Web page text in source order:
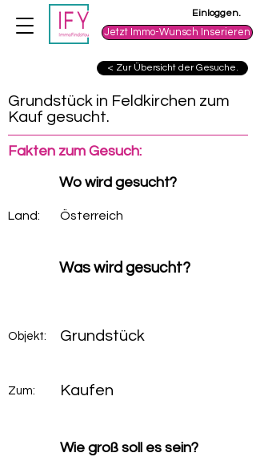
Jetzt Immo-Wunsch Inserieren
Einloggen.
< Zur Übersicht der Gesuche.
Grundstück in Feldkirchen zum
Kauf gesucht.
Fakten zum Gesuch:
Wo wird gesucht?
Land: Österreich
Was wird gesucht?
Objekt: Grundstück
Zum: Kaufen
Wie groß soll es sein?